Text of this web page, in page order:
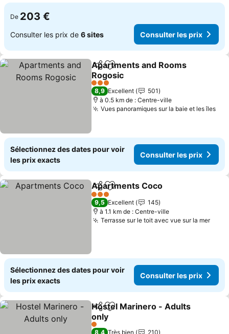
De 203 €
Consulter les prix de 6 sites Consulter les prix
PartagerAjouter à mes favoris
Apartments and Rooms
Rogosic
3 Étoiles
8,9 Excellent
501
à 0.5 km de : Centre-ville
Vues panoramiques sur la baie et les îles
Sélectionnez des dates pour voir
les prix exacts
Consulter les prix
PartagerAjouter à mes favoris
Apartments Coco
3 Étoiles
9,5 Excellent
145
à 1.1 km de : Centre-ville
Terrasse sur le toit avec vue sur la mer
Sélectionnez des dates pour voir
les prix exacts
Consulter les prix
PartagerAjouter à mes favoris
Hostel Marinero - Adults
only
1 Étoiles
8,4 Très bien 210